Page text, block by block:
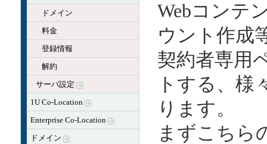
ドメイン
料金
登録情報
解約
サーバ設定
1U Co-Location
Enterprise Co-Location
ドメイン
Webコンテ
ウント作成
契約者専用
トする、様
ります。
まずこちら